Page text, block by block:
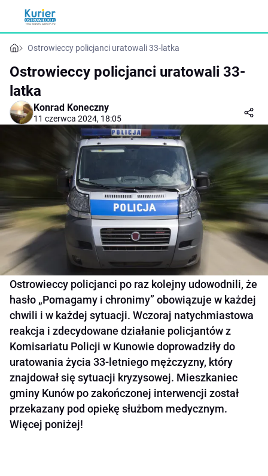
Ostrowieccy policjanci uratowali 33-latka
Ostrowieccy policjanci uratowali 33-
latka
Konrad Koneczny
11 czerwca 2024, 18:05
Ostrowieccy policjanci po raz kolejny udowodnili, że
hasło „Pomagamy i chronimy” obowiązuje w każdej
chwili i w każdej sytuacji. Wczoraj natychmiastowa
reakcja i zdecydowane działanie policjantów z
Komisariatu Policji w Kunowie doprowadziły do
uratowania życia 33-letniego mężczyzny, który
znajdował się sytuacji kryzysowej. Mieszkaniec
gminy Kunów po zakończonej interwencji został
przekazany pod opiekę służbom medycznym.
Więcej poniżej!